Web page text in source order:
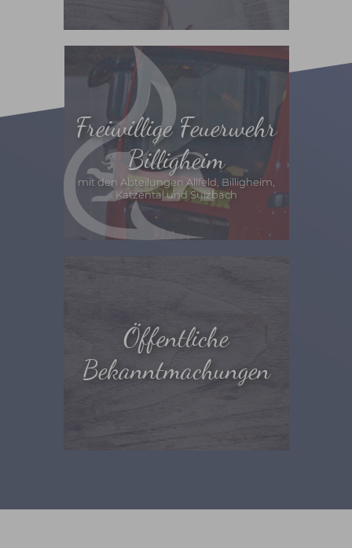
Freiwillige Feuerwehr
Billigheim
mit den Abteilungen Allfeld, Billigheim,
Katzental und Sulzbach
Öffentliche
Bekanntmachungen